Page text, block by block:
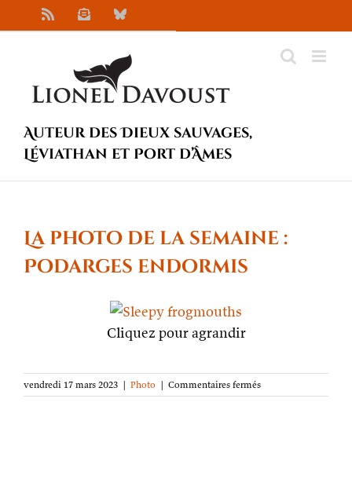
au
NewsletterBluesky
Auteur des Dieux sauvages,
Léviathan et Port d’Âmes
La photo de la semaine :
Podarges endormis
Cliquez pour agrandir
vendredi 17 mars 2023 | Photo | Commentaires ferméssur
La